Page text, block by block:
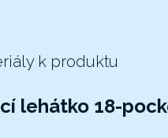
k produktu
lehátko 18-